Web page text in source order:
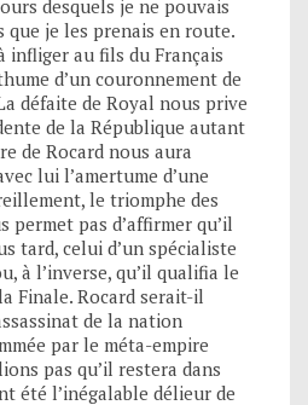
desquels je ne pouvais
que je les prenais en route.
infliger au fils du Français
d’un couronnement de
défaite de Royal nous prive
de la République autant
de Rocard nous aura
lui l’amertume d’une
le triomphe des
permet pas d’affirmer qu’il
tard, celui d’un spécialiste
à l’inverse, qu’il qualifia le
Finale. Rocard serait-il
de la nation
par le méta-empire
pas qu’il restera dans
été l’inégalable délieur de